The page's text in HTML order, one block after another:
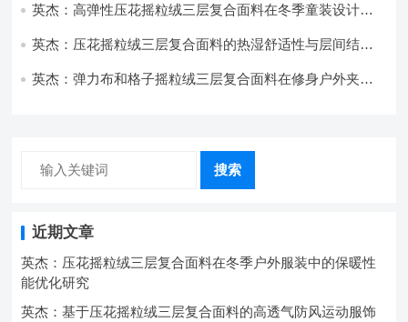
英杰：高弹性压花摇粒绒三层复合面料在冬季童装设计中
英杰：压花摇粒绒三层复合面料的热湿舒适性与层间结合
英杰：弹力布和格子摇粒绒三层复合面料在修身户外夹克
搜索
近期文章
英杰：压花摇粒绒三层复合面料在冬季户外服装中的保暖性
能优化研究
英杰：基于压花摇粒绒三层复合面料的高透气防风运动服饰